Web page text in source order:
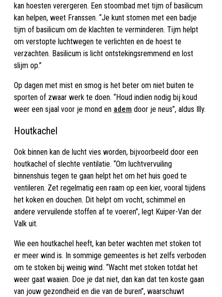
kan hoesten verergeren. Een stoombad met tijm of basilicum
kan helpen, weet Franssen. “Je kunt stomen met een badje
tijm of basilicum om de klachten te verminderen. Tijm helpt
om verstopte luchtwegen te verlichten en de hoest te
verzachten. Basilicum is licht ontstekingsremmend en lost
slijm op.”
Op dagen met mist en smog is het beter om niet buiten te
sporten of zwaar werk te doen. “Houd indien nodig bij koud
weer een sjaal voor je mond en adem door je neus”, aldus Illy.
Houtkachel
Ook binnen kan de lucht vies worden, bijvoorbeeld door een
houtkachel of slechte ventilatie. “Om luchtvervuiling
binnenshuis tegen te gaan helpt het om het huis goed te
ventileren. Zet regelmatig een raam op een kier, vooral tijdens
het koken en douchen. Dit helpt om vocht, schimmel en
andere vervuilende stoffen af te voeren”, legt Kuiper-Van der
Valk uit.
Wie een houtkachel heeft, kan beter wachten met stoken tot
er meer wind is. In sommige gemeentes is het zelfs verboden
om te stoken bij weinig wind. “Wacht met stoken totdat het
weer gaat waaien. Doe je dat niet, dan kan dat ten koste gaan
van jouw gezondheid en die van de buren”, waarschuwt